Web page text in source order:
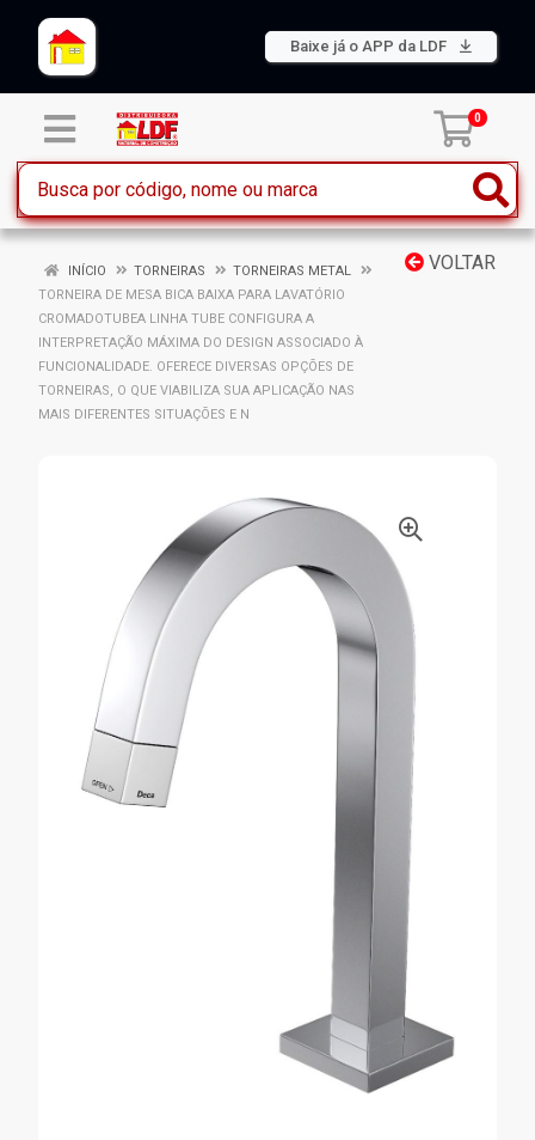
Baixe já o APP da LDF
0
VOLTAR
INÍCIO TORNEIRAS
TORNEIRAS METAL
TORNEIRA DE MESA BICA BAIXA PARA LAVATÓRIO
CROMADOTUBEA LINHA TUBE CONFIGURA A
INTERPRETAÇÃO MÁXIMA DO DESIGN ASSOCIADO À
FUNCIONALIDADE. OFERECE DIVERSAS OPÇÕES DE
TORNEIRAS, O QUE VIABILIZA SUA APLICAÇÃO NAS
MAIS DIFERENTES SITUAÇÕES E N